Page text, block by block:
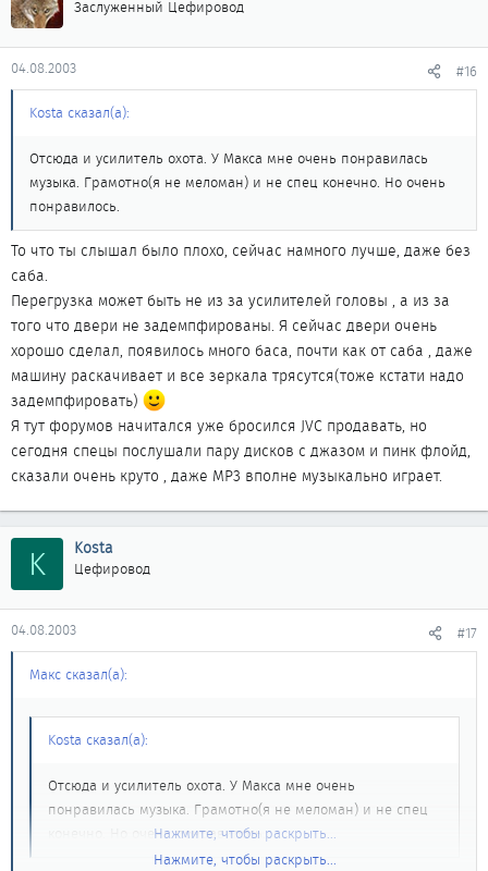
Заслуженный Цефировод
04.08.2003 #16
Kosta сказал(а):
Отсюда и усилитель охота. У Макса мне очень понравилась
музыка. Грамотно(я не меломан) и не спец конечно. Но очень
понравилось.
То что ты слышал было плохо, сейчас намного лучше, даже без
саба.
Перегрузка может быть не из за усилителей головы , а из за
того что двери не задемпфированы. Я сейчас двери очень
хорошо сделал, появилось много баса, почти как от саба , даже
машину раскачивает и все зеркала трясутся(тоже кстати надо
задемпфировать)
Я тут форумов начитался уже бросился JVC продавать, но
сегодня спецы послушали пару дисков с джазом и пинк флойд,
сказали очень круто , даже MP3 вполне музыкально играет.
K Kosta
Цефировод
04.08.2003 #17
Макс сказал(а):
Kosta сказал(а):
Отсюда и усилитель охота. У Макса мне очень
понравилась музыка. Грамотно(я не меломан) и не спец
конечно. Но очень понравилось.
Нажмите, чтобы раскрыть...
Нажмите, чтобы раскрыть...